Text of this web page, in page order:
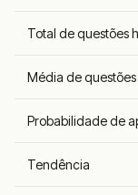
Total de questões
Média de
Probabilidade de
Tendência